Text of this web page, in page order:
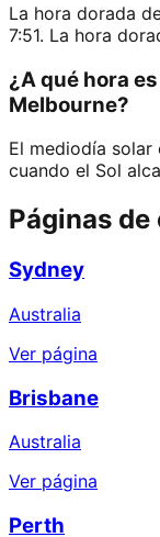
La hora dorada
7:51. La hora
¿A qué hora
Melbourne?
El mediodía solar
cuando el Sol
Páginas
Sydney
Australia
Ver página
Brisbane
Australia
Ver página
Perth